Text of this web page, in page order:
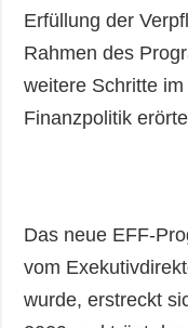
Erfüllung der
Rahmen des
weitere Schritte
Finanzpolitik
Das neue EFF-
vom
wurde, erstreckt